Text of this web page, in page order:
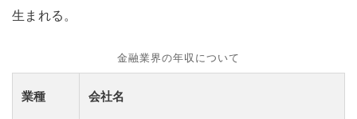
生まれる。
金融業界の年収について
業種 会社名